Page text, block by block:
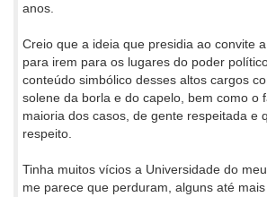
anos.
Creio que a ideia que presidia ao convite
para irem para os lugares do poder
conteúdo simbólico desses altos cargos
solene da borla e do capelo, bem como o
maioria dos casos, de gente respeitada e
respeito.
Tinha muitos vícios a Universidade do
me parece que perduram, alguns até